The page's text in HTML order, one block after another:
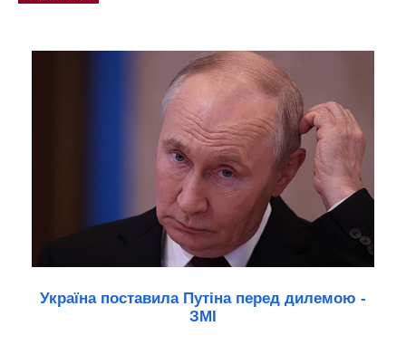
Україна поставила Путіна перед дилемою -
ЗМІ